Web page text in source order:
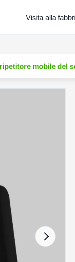
Visita alla
ripetitore mobile del